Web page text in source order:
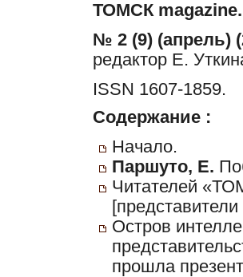
ТОМСК magazine.
№ 2 (9) (апрель)
редактор Е.
ISSN 1607-1859.
Содержание :
Начало.
Паршуто, Е.
Читателей
Остров
прошла